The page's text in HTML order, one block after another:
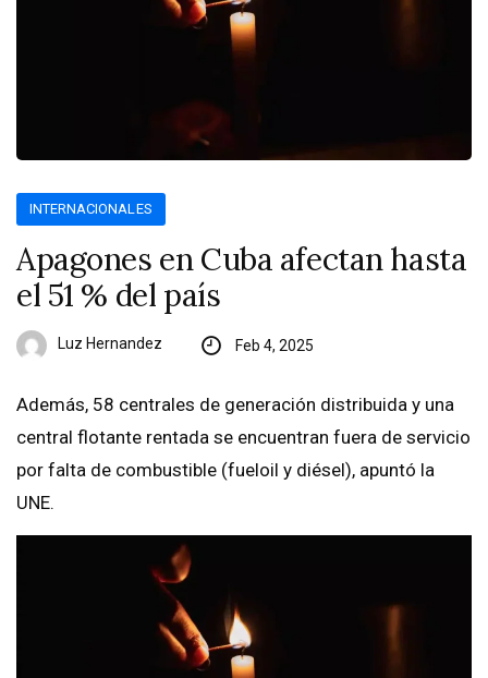
INTERNACIONALES
Apagones en Cuba afectan hasta
el 51 % del país
Luz Hernandez Feb 4, 2025
Además, 58 centrales de generación distribuida y una
central flotante rentada se encuentran fuera de servicio
por falta de combustible (fueloil y diésel), apuntó la
UNE.